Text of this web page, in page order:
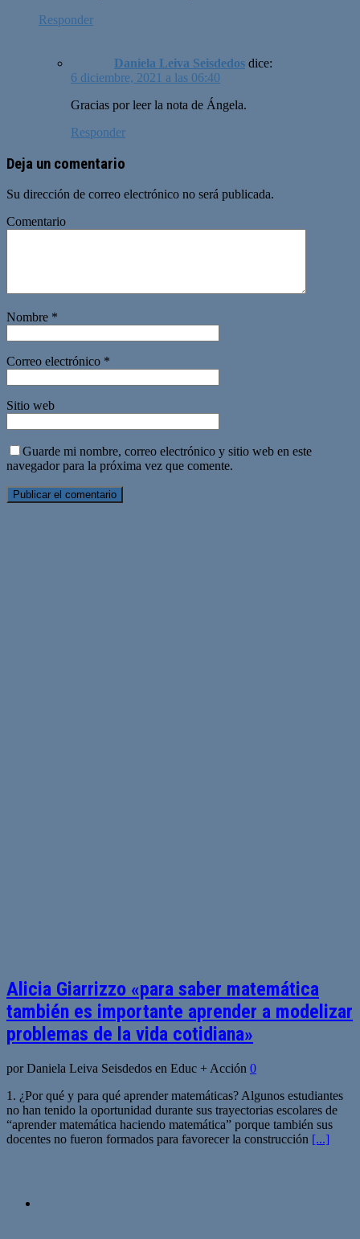
Responder
Daniela Leiva Seisdedos dice:
6 diciembre, 2021 a las 06:40
Gracias por leer la nota de Ángela.
Responder
Deja un comentario
Su dirección de correo electrónico no será publicada.
Comentario
Nombre *
Correo electrónico *
Sitio web
Guarde mi nombre, correo electrónico y sitio web en este
navegador para la próxima vez que comente.
Alicia Giarrizzo «para saber matemática
también es importante aprender a modelizar
problemas de la vida cotidiana»
por Daniela Leiva Seisdedos en Educ + Acción 0
1. ¿Por qué y para qué aprender matemáticas? Algunos estudiantes
no han tenido la oportunidad durante sus trayectorias escolares de
“aprender matemática haciendo matemática” porque también sus
docentes no fueron formados para favorecer la construcción [...]